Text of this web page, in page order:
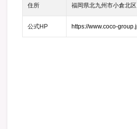
住所 福岡県北九州市小倉北
公式HP https://www.coco-